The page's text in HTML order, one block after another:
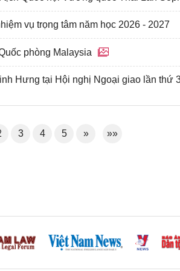
vụ trọng tâm năm học 2026 - 2027
phòng Malaysia
Hưng tại Hội nghị Ngoại giao lần thứ
3 4 5 » »»